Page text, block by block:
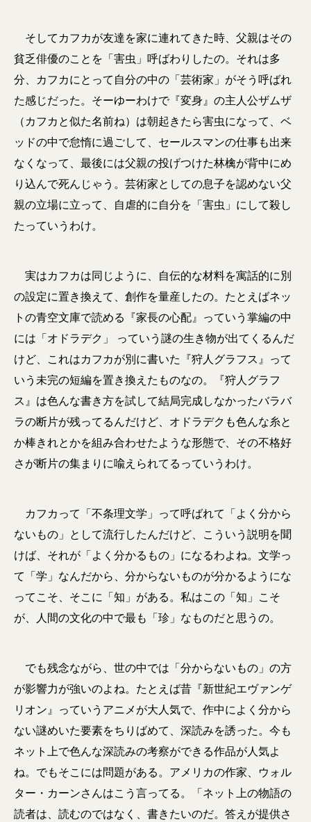
そしてカフカが友達を家に連れてきた時、父親はその
貧乏俳優のことを「害虫」呼ばわりしたの。それは多
分、カフカにとって自分の中の「芸術家」がそう呼ばれ
た感じだった。そーゆーわけで『変身』の主人公ザムザ
（カフカと似た名前ね）は朝起きたら害虫になって、ベ
ッドの中で怠惰に過ごして、セールスマンの仕事も出来
なくなって、最後には父親の投げつけた林檎が背中にめ
り込んで死んじゃう。芸術家としての息子を認めない父
親の立場に立って、自虐的に自分を「害虫」にして殺し
たっていうわけ。
実はカフカは同じように、自伝的な材料を寓話的に別
の設定に置き換えて、創作を量産したの。たとえばネッ
トの青空文庫で読める『家長の心配』っていう掌編の中
には「オドラデク」 っていう謎の生き物が出てくるんだ
けど、これはカフカが別に書いた『狩人グラフス』って
いう未完の短編を置き換えたものなの。『狩人グラフ
ス』は色んな書き方を試して結局完成しなかったバラバ
ラの断片が残ってるんだけど、オドラデクも色んな糸と
か棒きれとかを組み合わせたような形態で、その不格好
さが断片の集まりに喩えられてるっていうわけ。
カフカって「不条理文学」って呼ばれて「よく分から
ないもの」として流行したんだけど、こういう説明を聞
けば、それが「よく分かるもの」になるわよね。文学っ
て「学」なんだから、分からないものが分かるようにな
ってこそ、そこに「知」がある。私はこの「知」こそ
が、人間の文化の中で最も「珍」なものだと思うの。
でも残念ながら、世の中では「分からないもの」の方
が影響力が強いのよね。たとえば昔『新世紀エヴァンゲ
リオン』っていうアニメが大人気で、作中によく分から
ない謎めいた要素をちりばめて、深読みを誘った。今も
ネット上で色んな深読みの考察ができる作品が人気よ
ね。でもそこには問題がある。アメリカの作家、ウォル
ター・カーンさんはこう言ってる。「ネット上の物語の
読者は、読むのではなく、書きたいのだ。答えが提供さ